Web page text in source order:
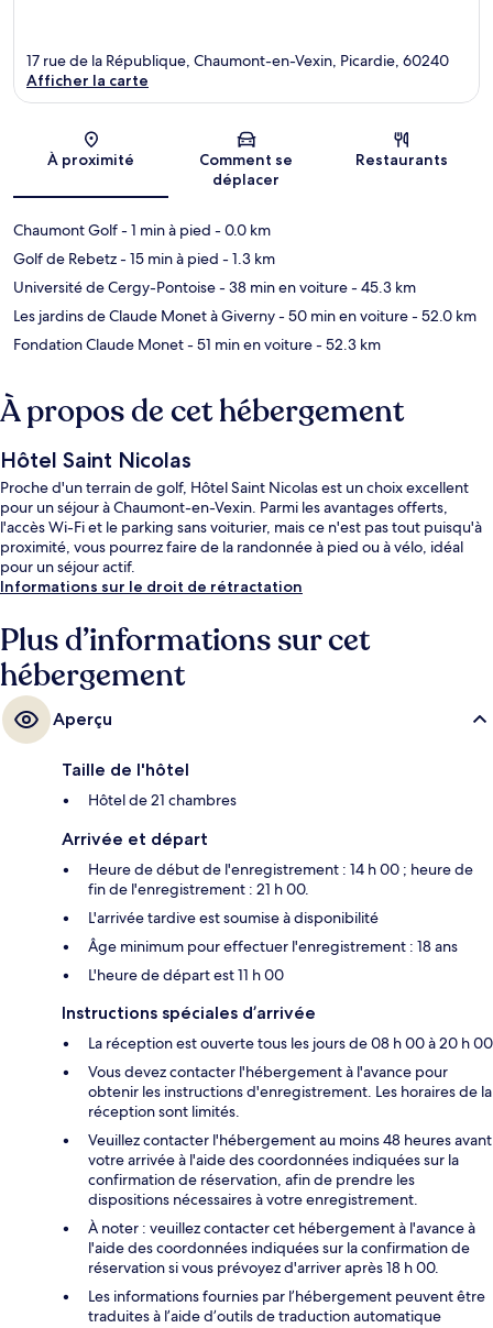
Carte
17 rue de la République, Chaumont-en-Vexin, Picardie, 60240
Afficher la carte
À proximité
Comment se
déplacer
Restaurants
Chaumont Golf- 1 min à pied - 0.0 km
Golf de Rebetz- 15 min à pied - 1.3 km
Université de Cergy-Pontoise- 38 min en voiture- 45.3 km
Les jardins de Claude Monet à Giverny- 50 min en voiture- 52.0 km
Fondation Claude Monet- 51 min en voiture- 52.3 km
À propos de cet hébergement
Hôtel Saint Nicolas
Proche d'un terrain de golf, Hôtel Saint Nicolas est un choix excellent
pour un séjour à Chaumont-en-Vexin. Parmi les avantages offerts,
l'accès Wi-Fi et le parking sans voiturier, mais ce n'est pas tout puisqu'à
proximité, vous pourrez faire de la randonnée à pied ou à vélo, idéal
pour un séjour actif.
Informations sur le droit de rétractation
Plus d’informations sur cet
hébergement
Aperçu
Taille de l'hôtel
Hôtel de 21 chambres
Arrivée et départ
Heure de début de l'enregistrement : 14 h 00 ; heure de
fin de l'enregistrement : 21 h 00.
L'arrivée tardive est soumise à disponibilité
Âge minimum pour effectuer l'enregistrement : 18 ans
L'heure de départ est 11 h 00
Instructions spéciales d’arrivée
La réception est ouverte tous les jours de 08 h 00 à 20 h 00
Vous devez contacter l'hébergement à l'avance pour
obtenir les instructions d'enregistrement. Les horaires de la
réception sont limités.
Veuillez contacter l'hébergement au moins 48 heures avant
votre arrivée à l'aide des coordonnées indiquées sur la
confirmation de réservation, afin de prendre les
dispositions nécessaires à votre enregistrement.
À noter : veuillez contacter cet hébergement à l'avance à
l'aide des coordonnées indiquées sur la confirmation de
réservation si vous prévoyez d'arriver après 18 h 00.
Les informations fournies par l’hébergement peuvent être
traduites à l’aide d’outils de traduction automatique